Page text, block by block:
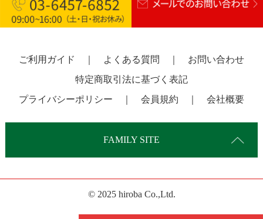
ご利用ガイド よくある質問
お問い合わせ
特定商取引法に基づく表記
プライバシーポリシー
会員規約 会社概要
FAMILY SITE
© 2025 hiroba Co.,Ltd.